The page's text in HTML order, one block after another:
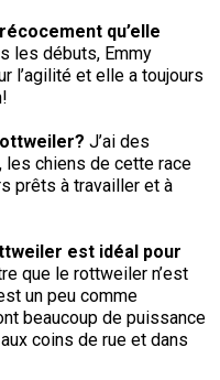
qu’elle
les débuts, Emmy
l’agilité et elle a toujours
J’ai des
chiens de cette race
prêts à travailler et à
est idéal pour
que le rottweiler n’est
un peu comme
beaucoup de puissance
coins de rue et dans